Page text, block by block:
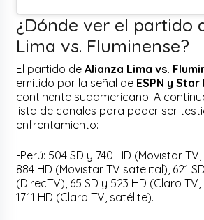
¿Dónde ver el partido
Lima vs. Fluminense?
El partido deAlianza Lima vs.
emitido por la señal de ESPN y Star
continente sudamericano. A
lista de canales para poder ser
enfrentamiento:
-Perú: 504 SD y 740 HD (Movistar
884 HD (Movistar TV satelital), 621
(DirecTV), 65 SD y 523 HD (Claro
1711 HD (Claro TV, satélite).